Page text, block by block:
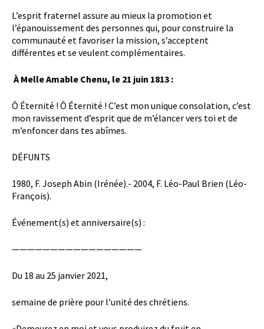
L’esprit fraternel assure au mieux la promotion et
l’épanouissement des personnes qui, pour construire la
communauté et favoriser la mission, s’acceptent
différentes et se veulent complémentaires.
À Melle Amable Chenu, le 21 juin 1813 :
Ô Éternité ! Ô Éternité ! C’est mon unique consolation, c’est
mon ravissement d’esprit que de m’élancer vers toi et de
m’enfoncer dans tes abîmes.
DÉFUNTS
1980, F. Joseph Abin (Irénée).- 2004, F. Léo-Paul Brien (Léo-
François).
Événement(s) et anniversaire(s) :
—————————————————
Du 18 au 25 janvier 2021,
semaine de prière pour l’unité des chrétiens.